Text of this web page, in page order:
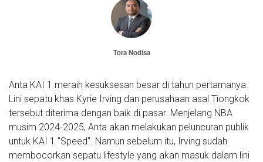
Tora Nodisa
Anta KAI 1 meraih kesuksesan besar di tahun pertamanya.
Lini sepatu khas Kyrie Irving dan perusahaan asal Tiongkok
tersebut diterima dengan baik di pasar. Menjelang NBA
musim 2024-2025, Anta akan melakukan peluncuran publik
untuk KAI 1 "Speed". Namun sebelum itu, Irving sudah
membocorkan sepatu lifestyle yang akan masuk dalam lini